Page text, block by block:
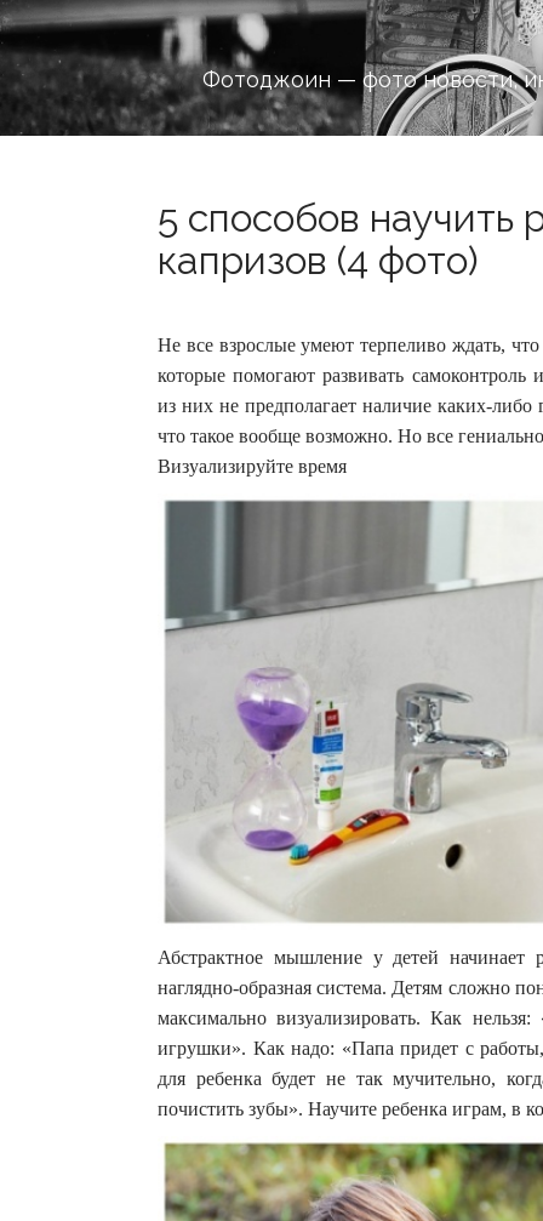
Фотоджоин — фото новости,
5 способов научить
капризов (4 фото)
Не все взрослые умеют терпеливо ждать,
которые помогают развивать
из них не предполагает наличие каких-
что такое вообще возможно. Но все
Визуализируйте время
Абстрактное мышление у детей начинает
наглядно-образная система. Детям сложно
максимально визуализировать. Как
игрушки». Как надо: «Папа придет с
для ребенка будет не так мучительно,
почистить зубы». Научите ребенка играм, в